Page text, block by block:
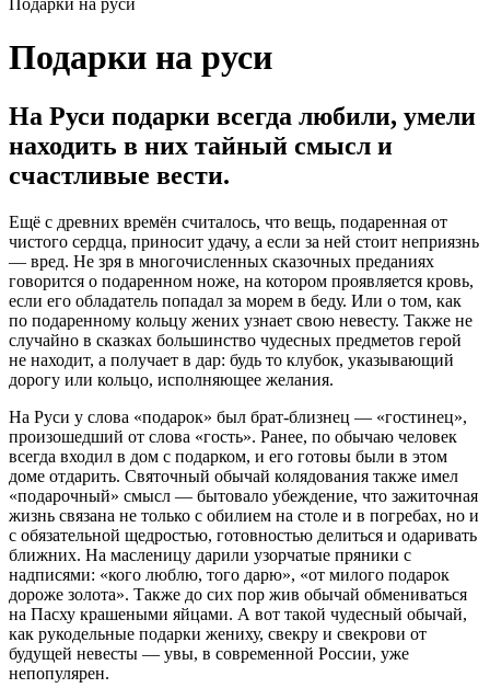
Подарки на руси
Подарки на руси
На Руси подарки всегда любили, умели
находить в них тайный смысл и
счастливые вести.
Ещё c древних времён считалось, что вещь, подаренная от
чистого сердца, приносит удачу, а если за ней стоит неприязнь
— вред. Не зря в многочисленных сказочных преданиях
говорится о подаренном ноже, на котором проявляется кровь,
если его обладатель попадал за морем в беду. Или о том, как
по подаренному кольцу жених узнает свою невесту. Также не
случайно в сказках большинство чудесных предметов герой
не находит, а получает в дар: будь то клубок, указывающий
дорогу или кольцо, исполняющее желания.
На Руси у слова «подарок» был брат-близнец — «гостинец»,
произошедший от слова «гость». Ранее, по обычаю человек
всегда входил в дом с подарком, и его готовы были в этом
доме отдарить. Святочный обычай колядования также имел
«подарочный» смысл — бытовало убеждение, что зажиточная
жизнь связана не только с обилием на столе и в погребах, но и
с обязательной щедростью, готовностью делиться и одаривать
ближних. На масленицу дарили узорчатые пряники с
надписями: «кого люблю, того дарю», «от милого подарок
дороже золота». Также до сих пор жив обычай обмениваться
на Пасху крашеными яйцами. А вот такой чудесный обычай,
как рукодельные подарки жениху, свекру и свекрови от
будущей невесты — увы, в современной России, уже
непопулярен.